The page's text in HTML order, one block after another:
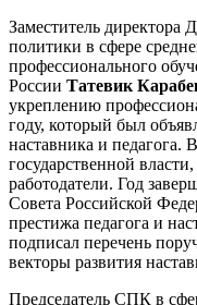
Заместитель директора
политики в сфере
профессионального
России Татевик
укреплению
году, который был
наставника и
государственной
работодатели. Год
Совета Российской
престижа педагога и
подписал перечень
векторы развития
Председатель СПК в